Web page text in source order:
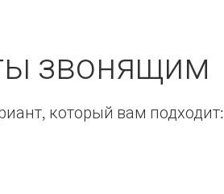
звонящим
который вам подходит: